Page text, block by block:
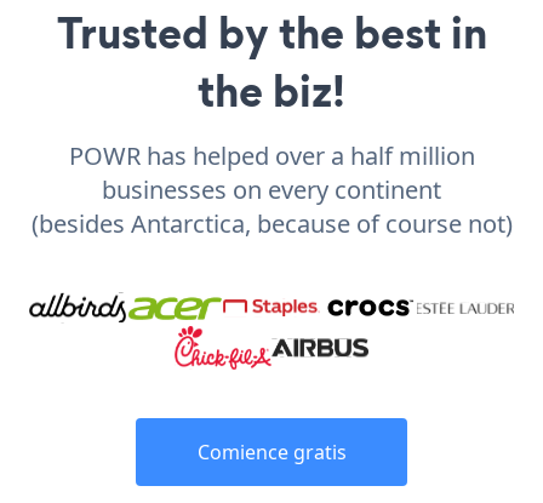
Trusted by the best in
the biz!
POWR has helped over a half million
businesses on every continent
(besides Antarctica, because of course not)
Comience gratis